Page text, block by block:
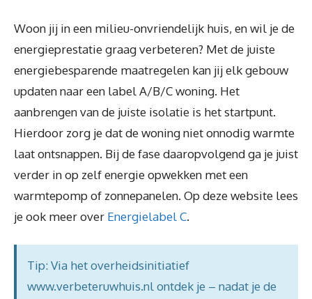
Woon jij in een milieu-onvriendelijk huis, en wil je de
energieprestatie graag verbeteren? Met de juiste
energiebesparende maatregelen kan jij elk gebouw
updaten naar een label A/B/C woning. Het
aanbrengen van de juiste isolatie is het startpunt.
Hierdoor zorg je dat de woning niet onnodig warmte
laat ontsnappen. Bij de fase daaropvolgend ga je juist
verder in op zelf energie opwekken met een
warmtepomp of zonnepanelen. Op deze website lees
je ook meer over Energielabel C.
Tip: Via het overheidsinitiatief
www.verbeteruwhuis.nl ontdek je – nadat je de